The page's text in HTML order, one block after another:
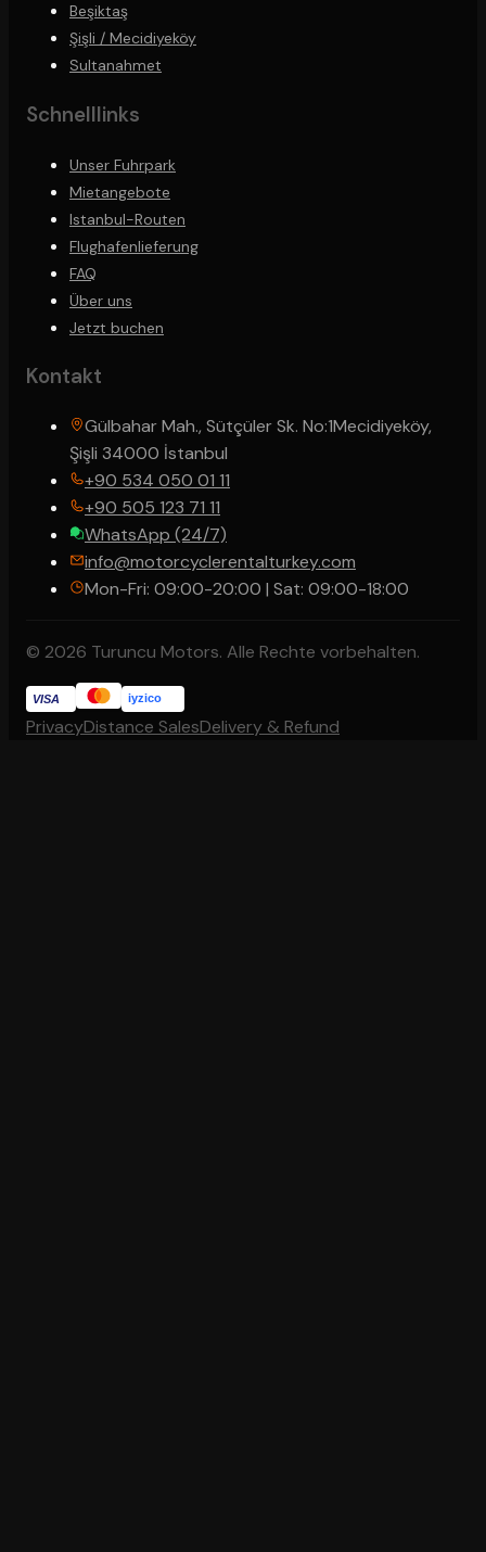
Beşiktaş
Şişli / Mecidiyeköy
Sultanahmet
Schnelllinks
Unser Fuhrpark
Mietangebote
Istanbul-Routen
Flughafenlieferung
FAQ
Über uns
Jetzt buchen
Kontakt
Gülbahar Mah., Sütçüler Sk. No:1Mecidiyeköy,
Şişli 34000 İstanbul
+90 534 050 01 11
+90 505 123 71 11
WhatsApp (24/7)
info@motorcyclerentalturkey.com
Mon-Fri: 09:00-20:00 | Sat: 09:00-18:00
© 2026 Turuncu Motors. Alle Rechte vorbehalten.
VISA iyzico
PrivacyDistance SalesDelivery & Refund